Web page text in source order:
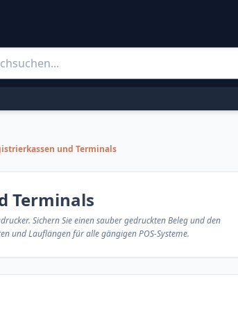
und Terminals
Terminals
Sichern Sie einen sauber gedruckten Beleg und den
und Lauflängen für alle gängigen POS-Systeme.